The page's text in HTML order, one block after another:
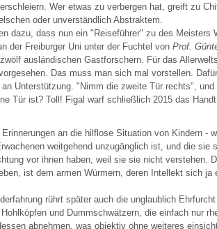
Wer etwas zu verbergen hat, greift zu
oder unverständlich Abstraktem.
dazu, dass nun ein "Reiseführer" zu des Meisters
der Freiburger Uni unter der Fuchtel von Prof.
ausländischen Gastforschern. Für das
Das muss man sich mal vorstellen.
an Unterstützung. "Nimm die zweite Tür rechts",
Tür ist? Toll! Figal warf schließlich 2015 das
an die hilflose Situation von Kindern -
weitgehend unzugänglich ist, und die sie
vor ihnen haben, weil sie sie nicht verstehen.
ist dem armen Würmern, deren Intellekt sich
rührt später auch die unglaublich
und Dummschwätzern, die einfach nur
abnehmen, was objektiv ohne weiteres